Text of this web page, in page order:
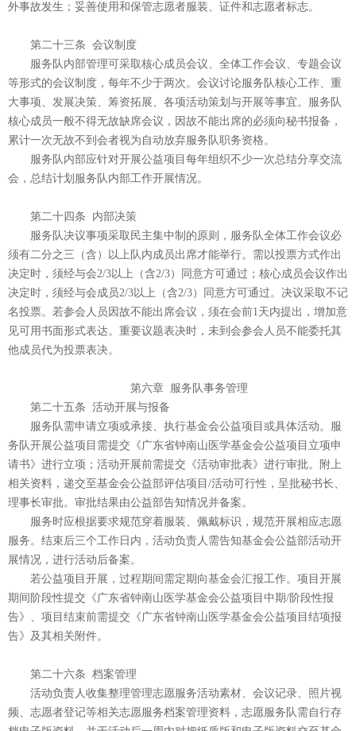
外事故发生；妥善使用和保管志愿者服装、证件和志愿者标志。
第二十三条 会议制度
服务队内部管理可采取核心成员会议、全体工作会议、专题会议
等形式的会议制度，每年不少于两次。会议讨论服务队核心工作、重
大事项、发展决策、筹资拓展、各项活动策划与开展等事宜。服务队
核心成员一般不得无故缺席会议，因故不能出席的必须向秘书报备，
累计一次无故不到会者视为自动放弃服务队职务资格。
服务队内部应针对开展公益项目每年组织不少一次总结分享交流
会，总结计划服务队内部工作开展情况。
第二十四条 内部决策
服务队决议事项采取民主集中制的原则，服务队全体工作会议必
须有二分之三（含）以上队内成员出席才能举行。需以投票方式作出
决定时，须经与会2/3以上（含2/3）同意方可通过；核心成员会议作出
决定时，须经与会成员2/3以上（含2/3）同意方可通过。决议采取不记
名投票。若参会人员因故不能出席会议，须在会前1天内提出，增加意
见可用书面形式表达。重要议题表决时，未到会参会人员不能委托其
他成员代为投票表决。
第六章 服务队事务管理
第二十五条 活动开展与报备
服务队需申请立项或承接、执行基金会公益项目或具体活动。服
务队开展公益项目需提交《广东省钟南山医学基金会公益项目立项申
请书》进行立项；活动开展前需提交《活动审批表》进行审批。附上
相关资料，递交至基金会公益部评估项目/活动可行性，呈批秘书长、
理事长审批。审批结果由公益部告知情况并备案。
服务时应根据要求规范穿着服装、佩戴标识，规范开展相应志愿
服务。结束后三个工作日内，活动负责人需告知基金会公益部活动开
展情况，进行活动后备案。
若公益项目开展，过程期间需定期向基金会汇报工作。项目开展
期间阶段性提交《广东省钟南山医学基金会公益项目中期/阶段性报
告》、项目结束前需提交《广东省钟南山医学基金会公益项目结项报
告》及其相关附件。
第二十六条 档案管理
活动负责人收集整理管理志愿服务活动素材、会议记录、照片视
频、志愿者登记等相关志愿服务档案管理资料，志愿服务队需自行存